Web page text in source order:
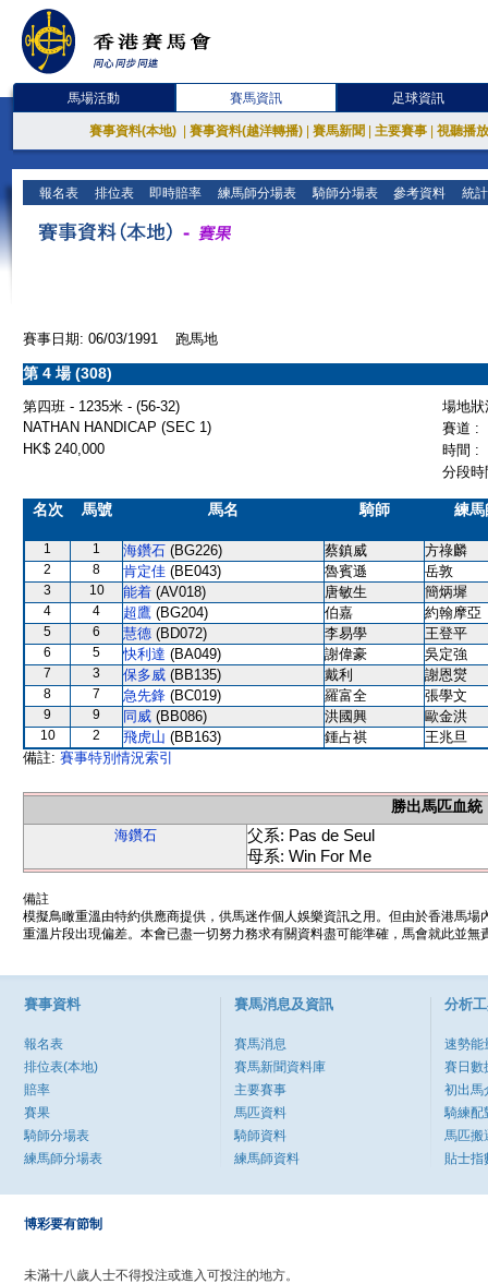
馬場活動 賽馬資訊 足球資訊
賽事資料(本地) 賽事資料(越洋轉播) 賽馬新聞 主要賽事 視聽播
報名表 排位表 即時賠率 練馬師分場表 騎師分場表 參考資料 統
賽事日期: 06/03/1991 跑馬地
第 4 場 (308)
第四班 - 1235米 - (56-32)
場地
NATHAN HANDICAP (SEC 1)
賽道 :
HK$ 240,000
時間 :
分段
名次 馬號 馬名 騎師 練馬
1 1 海鑽石 (BG226) 蔡鎮威 方祿麟
2 8 肯定佳 (BE043) 魯賓遜 岳敦
3 10 能着 (AV018) 唐敏生 簡炳墀
4 4 超鷹 (BG204) 伯嘉 約翰摩亞
5 6 慧德 (BD072) 李易學 王登平
6 5 快利達 (BA049) 謝偉豪 吳定強
7 3 保多威 (BB135) 戴利 謝恩爕
8 7 急先鋒 (BC019) 羅富全 張學文
9 9 同威 (BB086) 洪國興 歐金洪
10 2 飛虎山 (BB163) 鍾占祺
王兆旦
備註: 賽事特別情況索引
勝出馬匹血統
海鑽石
父系: Pas de Seul
母系: Win For Me
備註
模擬鳥瞰重溫由特約供應商提供，供馬迷作個人娛樂資訊之用。但由於香港馬
重溫片段出現偏差。本會已盡一切努力務求有關資料盡可能準確，馬會就此並
賽事資料
報名表
排位表(本地)
賠率
賽果
騎師分場表
練馬師分場表
賽馬消息及資訊
賽馬消息
賽馬新聞資料庫
主要賽事
馬匹資料
騎師資料
練馬師資料
分析
速勢能
賽日數
初出馬
騎練配
馬匹搬
貼士指
博彩要有節制
未滿十八歲人士不得投注或進入可投注的地方。